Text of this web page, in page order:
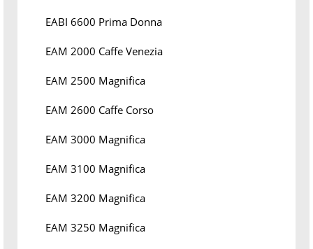
EABI 6600 Prima Donna
EAM 2000 Caffe Venezia
EAM 2500 Magnifica
EAM 2600 Caffe Corso
EAM 3000 Magnifica
EAM 3100 Magnifica
EAM 3200 Magnifica
EAM 3250 Magnifica